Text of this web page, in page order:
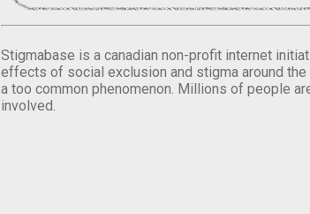
Stigmabase is a canadian non-profit internet
effects of social exclusion and stigma around
a too common phenomenon. Millions of people
involved.